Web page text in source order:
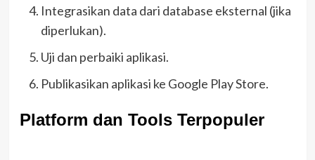
Integrasikan data dari database eksternal (jika
diperlukan).
Uji dan perbaiki aplikasi.
Publikasikan aplikasi ke Google Play Store.
Platform dan Tools Terpopuler